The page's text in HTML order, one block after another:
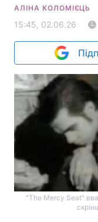
АЛІНА КОЛОМІЄЦЬ
15:45, 02.06.26
"The Mercy Seat"